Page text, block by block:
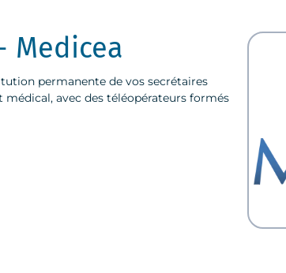
Medicea
permanente de vos secrétaires
avec des téléopérateurs formés